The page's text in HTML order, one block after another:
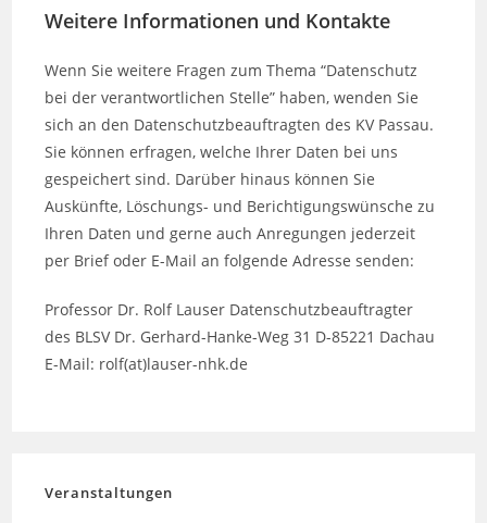
Weitere Informationen und Kontakte
Wenn Sie weitere Fragen zum Thema “Datenschutz
bei der verantwortlichen Stelle” haben, wenden Sie
sich an den Datenschutzbeauftragten des KV Passau.
Sie können erfragen, welche Ihrer Daten bei uns
gespeichert sind. Darüber hinaus können Sie
Auskünfte, Löschungs- und Berichtigungswünsche zu
Ihren Daten und gerne auch Anregungen jederzeit
per Brief oder E-Mail an folgende Adresse senden:
Professor Dr. Rolf Lauser Datenschutzbeauftragter
des BLSV Dr. Gerhard-Hanke-Weg 31 D-85221 Dachau
E-Mail: rolf(at)lauser-nhk.de
Veranstaltungen